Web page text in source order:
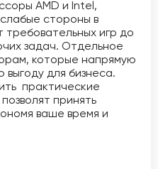
AMD и Intel,
стороны в
требовательных игр до
задач. Отдельное
которые напрямую
для бизнеса.
практические
принять
ваше время и